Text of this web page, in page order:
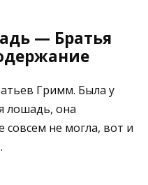
— Братья
Гримм. Была у
лошадь, она
совсем не могла, вот и